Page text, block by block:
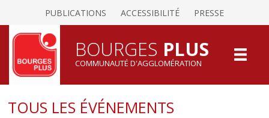
PUBLICATIONS ACCESSIBILITÉ PRESSE
BOURGES PLUS
COMMUNAUTÉ D'AGGLOMÉRATION
TOUS LES ÉVÉNEMENTS